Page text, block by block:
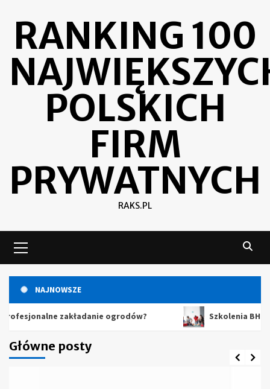
contentRANKING 100
POLSKICH
FIRM
PRYWATNYCH
RAKS.PL
Menu
NAJNOWSZE
zakładanie ogrodów? Szkolenia BHP –
Główne posty